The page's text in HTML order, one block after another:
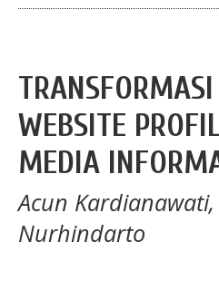
WEBSITE
MEDIA
Acun
Nurhindarto